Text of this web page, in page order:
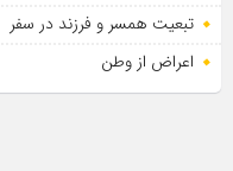
تبعیت همسر و فرزند در سفر
اعراض از وطن